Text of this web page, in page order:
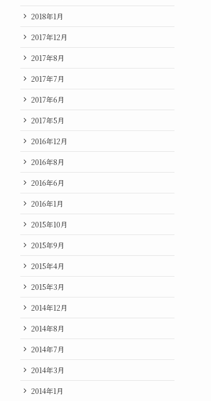
2018年1月
2017年12月
2017年8月
2017年7月
2017年6月
2017年5月
2016年12月
2016年8月
2016年6月
2016年1月
2015年10月
2015年9月
2015年4月
2015年3月
2014年12月
2014年8月
2014年7月
2014年3月
2014年1月